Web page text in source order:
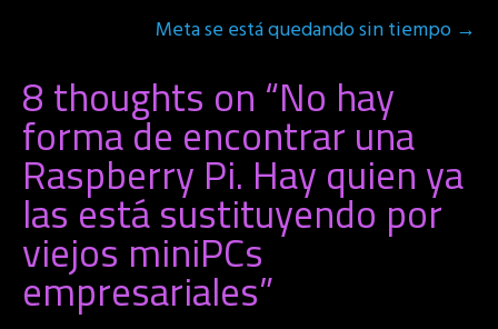
Meta se está quedando sin tiempo →
8 thoughts on “No hay
forma de encontrar una
Raspberry Pi. Hay quien ya
las está sustituyendo por
viejos miniPCs
empresariales”